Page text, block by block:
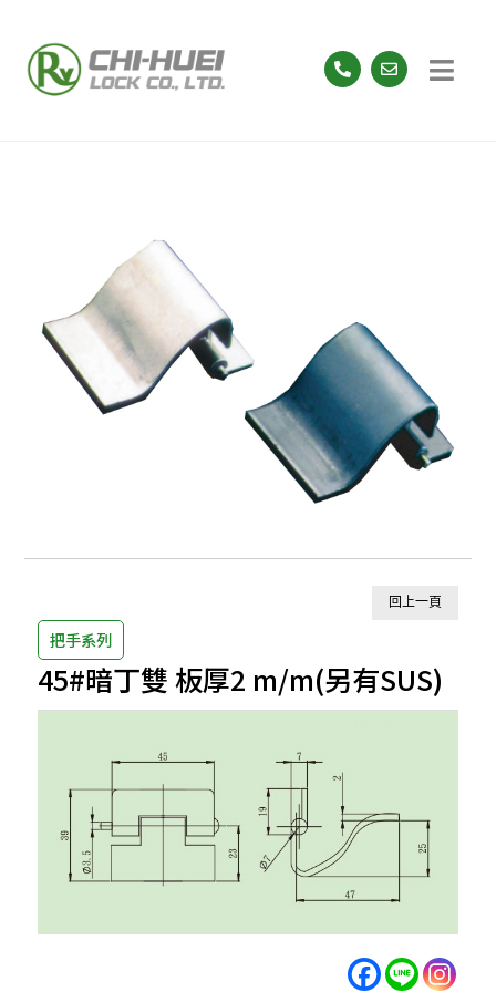
回上一頁
把手系列
45#暗丁雙 板厚2 m/m(另有SUS)